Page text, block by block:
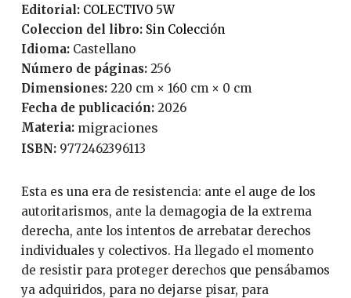
Editorial:
COLECTIVO 5W
Coleccion del libro:
Sin Colección
Idioma:
Castellano
Número de páginas:
256
Dimensiones: 220 cm × 160 cm × 0 cm
Fecha de publicación:
2026
Materia: migraciones
ISBN: 9772462396113
Esta es una era de resistencia: ante el auge de los
autoritarismos, ante la demagogia de la extrema
derecha, ante los intentos de arrebatar derechos
individuales y colectivos. Ha llegado el momento
de resistir para proteger derechos que pensábamos
ya adquiridos, para no dejarse pisar, para